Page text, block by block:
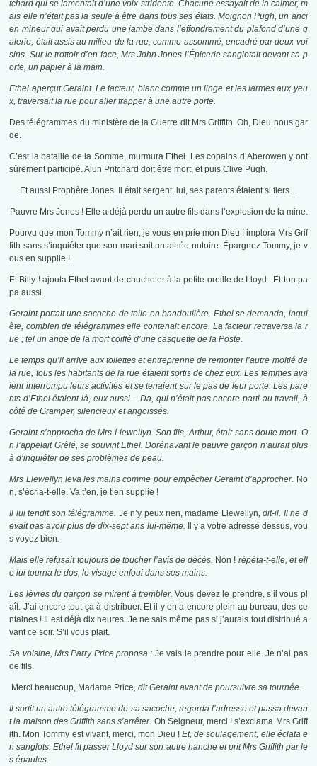
tchard qui se lamentait d’une voix stridente. Chacune essayait de la calmer, m
ais elle n’était pas la seule à être dans tous ses états. Moignon Pugh, un anci
en mineur qui avait perdu une jambe dans l’effondrement du plafond d’une g
alerie, était assis au milieu de la rue, comme assommé, encadré par deux voi
sins. Sur le trottoir d’en face, Mrs John Jones l’Épicerie sanglotait devant sa p
orte, un papier à la main.
Ethel aperçut Geraint. Le facteur, blanc comme un linge et les larmes aux yeu
x, traversait la rue pour aller frapper à une autre porte.
Des télégrammes du ministère de la Guerre dit Mrs Griffith. Oh, Dieu nous gar
de.
C’est la bataille de la Somme, murmura Ethel. Les copains d’Aberowen y ont
sûrement participé. Alun Pritchard doit être mort, et puis Clive Pugh.
Et aussi Prophère Jones. Il était sergent, lui, ses parents étaient si fiers…
Pauvre Mrs Jones ! Elle a déjà perdu un autre fils dans l’explosion de la mine.
Pourvu que mon Tommy n’ait rien, je vous en prie mon Dieu ! implora Mrs Grif
fith sans s’inquiéter que son mari soit un athée notoire. Épargnez Tommy, je v
ous en supplie !
Et Billy ! ajouta Ethel avant de chuchoter à la petite oreille de Lloyd : Et ton pa
pa aussi.
Geraint portait une sacoche de toile en bandoulière. Ethel se demanda, inqui
ète, combien de télégrammes elle contenait encore. La facteur retraversa la r
ue ; tel un ange de la mort coiffé d’une casquette de la Poste.
Le temps qu’il arrive aux toilettes et entreprenne de remonter l’autre moitié de
la rue, tous les habitants de la rue étaient sortis de chez eux. Les femmes ava
ient interrompu leurs activités et se tenaient sur le pas de leur porte. Les pare
nts d’Ethel étaient là, eux aussi – Da, qui n’était pas encore parti au travail, à
côté de Gramper, silencieux et angoissés.
Geraint s’approcha de Mrs Llewellyn. Son fils, Arthur, était sans doute mort. O
n l’appelait Grêlé, se souvint Ethel. Dorénavant le pauvre garçon n’aurait plus
à d’inquiéter de ses problèmes de peau.
Mrs Llewellyn leva les mains comme pour empêcher Geraint d’approcher. No
n, s’écria-t-elle. Va t’en, je t’en supplie !
Il lui tendit son télégramme. Je n’y peux rien, madame Llewellyn, dit-il. Il ne d
evait pas avoir plus de dix-sept ans lui-même.
Il y a votre adresse dessus, vou
s voyez bien.
Mais elle refusait toujours de toucher l’avis de décès. Non ! répéta-t-elle, et ell
e lui tourna le dos, le visage enfoui dans ses mains.
Les lèvres du garçon se mirent à trembler.Vous devez le prendre, s’il vous pl
aît. J’ai encore tout ça à distribuer. Et il y en a encore plein au bureau, des ce
ntaines ! Il est déjà dix heures. Je ne sais même pas si j’aurais tout distribué a
vant ce soir. S’il vous plait.
Sa voisine, Mrs Parry Price proposa : Je vais le prendre pour elle. Je n’ai pas
de fils.
Merci beaucoup, Madame Price, dit Geraint avant de poursuivre sa tournée.
Il sortit un autre télégramme de sa sacoche, regarda l’adresse et passa devan
t la maison des Griffith sans s’arrêter. Oh Seigneur, merci ! s’exclama Mrs Griff
ith. Mon Tommy est vivant, merci, mon Dieu ! Et, de soulagement, elle éclata e
n sanglots. Ethel fit passer Lloyd sur son autre hanche et prit Mrs Griffith par le
s épaules.